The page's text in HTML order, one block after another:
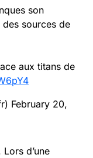
son
des sources de
aux titans de
February 20,
d’une